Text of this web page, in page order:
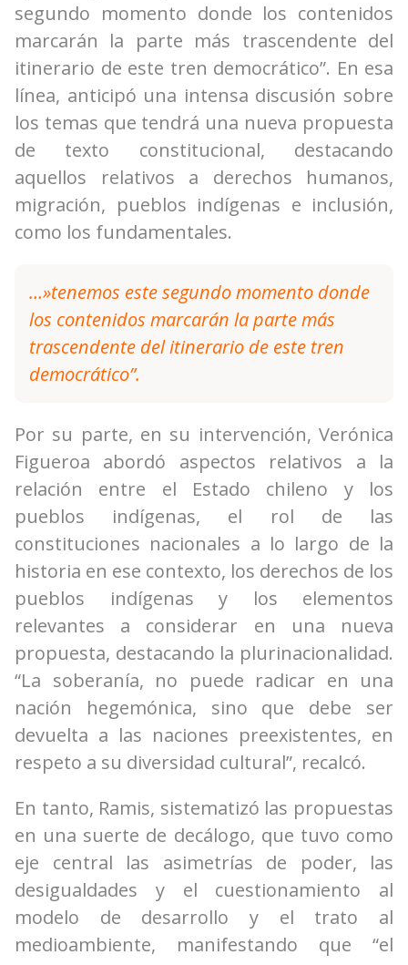
segundo momento donde los contenidos
marcarán la parte más trascendente del
itinerario de este tren democrático”. En esa
línea, anticipó una intensa discusión sobre
los temas que tendrá una nueva propuesta
de texto constitucional, destacando
aquellos relativos a derechos humanos,
migración, pueblos indígenas e inclusión,
como los fundamentales.
…»tenemos este segundo momento donde
los contenidos marcarán la parte más
trascendente del itinerario de este tren
democrático”.
Por su parte, en su intervención, Verónica
Figueroa abordó aspectos relativos a la
relación entre el Estado chileno y los
pueblos indígenas, el rol de las
constituciones nacionales a lo largo de la
historia en ese contexto, los derechos de los
pueblos indígenas y los elementos
relevantes a considerar en una nueva
propuesta, destacando la plurinacionalidad.
“La soberanía, no puede radicar en una
nación hegemónica, sino que debe ser
devuelta a las naciones preexistentes, en
respeto a su diversidad cultural”, recalcó.
En tanto, Ramis, sistematizó las propuestas
en una suerte de decálogo, que tuvo como
eje central las asimetrías de poder, las
desigualdades y el cuestionamiento al
modelo de desarrollo y el trato al
medioambiente, manifestando que “el